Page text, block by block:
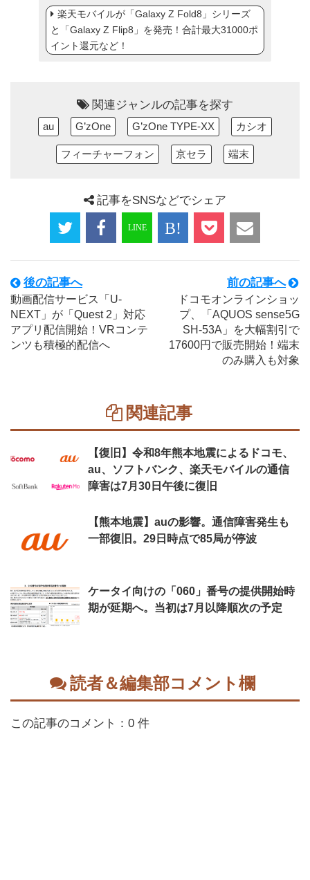
楽天モバイルが「Galaxy Z Fold8」シリーズ
と「Galaxy Z Flip8」を発売！合計最大31000ポ
イント還元など！
関連ジャンルの記事を探す
au G’zOne G’zOne TYPE-XX カシオ
フィーチャーフォン 京セラ 端末
記事をSNSなどでシェア
後の記事へ
動画配信サービス「U-
NEXT」が「Quest 2」対応
アプリ配信開始！VRコンテ
ンツも積極的配信へ
前の記事へ
ドコモオンラインショッ
プ、「AQUOS sense5G
SH-53A」を大幅割引で
17600円で販売開始！端末
のみ購入も対象
関連記事
【復旧】令和8年熊本地震によるドコモ、
au、ソフトバンク、楽天モバイルの通信
障害は7月30日午後に復旧
【熊本地震】auの影響。通信障害発生も
一部復旧。29日時点で85局が停波
ケータイ向けの「060」番号の提供開始時
期が延期へ。当初は7月以降順次の予定
読者＆編集部コメント欄
この記事のコメント：0 件